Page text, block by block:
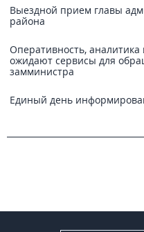
Выездной прием главы
района
Оперативность,
ожидают сервисы для
замминистра
Единый день